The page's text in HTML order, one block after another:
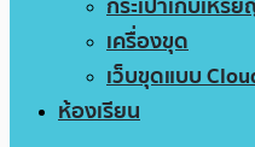
เครื่องขุด
เว็บขุดแบบ
ห้องเรียน